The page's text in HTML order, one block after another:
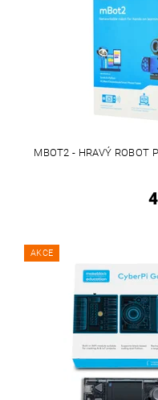
MBOT2 - HRAVÝ ROBOT
AKCE